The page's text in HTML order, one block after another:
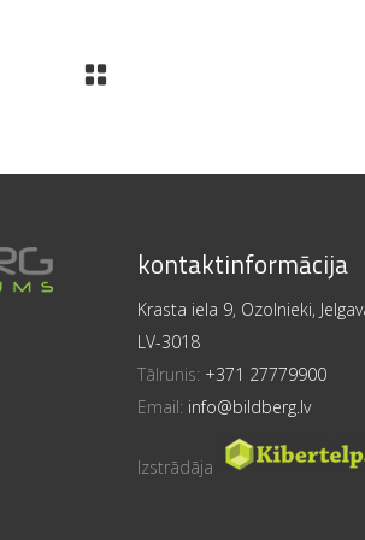
kontaktinformācija
Krasta iela 9, Ozolnieki,
LV-3018
Tālrunis: +371 27779900
Email: info@bildberg.lv
Izstrādāja